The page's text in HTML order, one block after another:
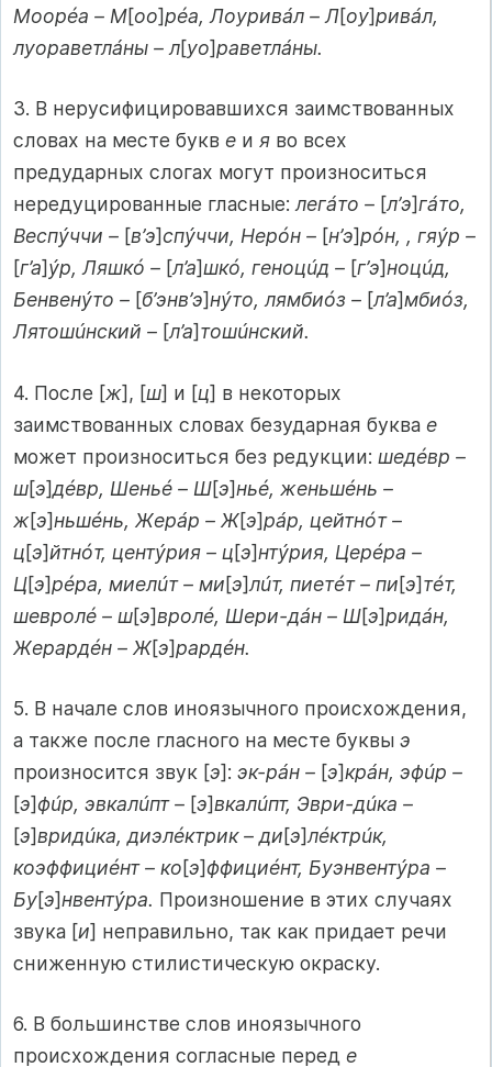
Моорéа – М[оо]рéа, Лоуривáл – Л[оу]ривáл,
луораветлáны – л[уо]раветлáны.
3. В нерусифицировавшихся заимствованных
словах на месте букв е и я во всех
предударных слогах могут произноситься
нередуцированные гласные: легáто – [л’э]гáто,
Веспýччи – [в’э]спýччи, Нерóн – [н’э]рóн, , гяýр –
[г’а]ýр, Ляшкó – [л’а]шкó, геноцúд – [г’э]ноцúд,
Бенвенýто – [б’энв’э]нýто, лямбиóз – [л’а]мбиóз,
Лятошúнский – [л’а]тошúнский.
4. После [ж], [ш] и [ц] в некоторых
заимствованных словах безударная буква е
может произноситься без редукции: шедéвр –
ш[э]дéвр, Шеньé – Ш[э]ньé, женьшéнь –
ж[э]ньшéнь, Жерáр – Ж[э]рáр, цейтнóт –
ц[э]йтнóт, центýрия – ц[э]нтýрия, Церéра –
Ц[э]рéра, миелúт – ми[э]лúт, пиетéт – пи[э]тéт,
шевролé – ш[э]вролé, Шери-дáн – Ш[э]ридáн,
Жерардéн – Ж[э]рардéн.
5. В начале слов иноязычного происхождения,
а также после гласного на месте буквы э
произносится звук [э]: эк-рáн – [э]крáн, эфúр –
[э]фúр, эвкалúпт – [э]вкалúпт, Эври-дúка –
[э]вридúка, диэлéктрик – ди[э]лéктрúк,
коэффициéнт – ко[э]ффициéнт, Буэнвентýра –
Бу[э]нвентýра. Произношение в этих случаях
звука [и] неправильно, так как придает речи
сниженную стилистическую окраску.
6. В большинстве слов иноязычного
происхождения согласные перед е